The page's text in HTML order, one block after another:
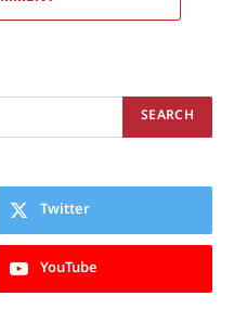
Twitter
YouTube